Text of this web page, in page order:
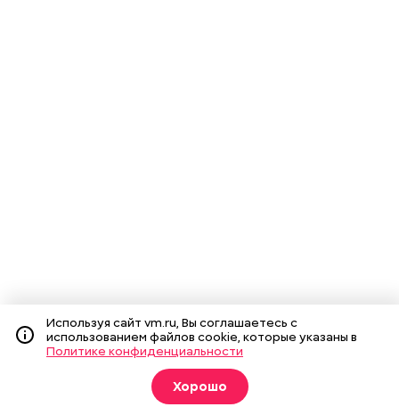
Используя сайт vm.ru, Вы соглашаетесь с
использованием файлов cookie, которые указаны в
Политике конфиденциальности
Хорошо